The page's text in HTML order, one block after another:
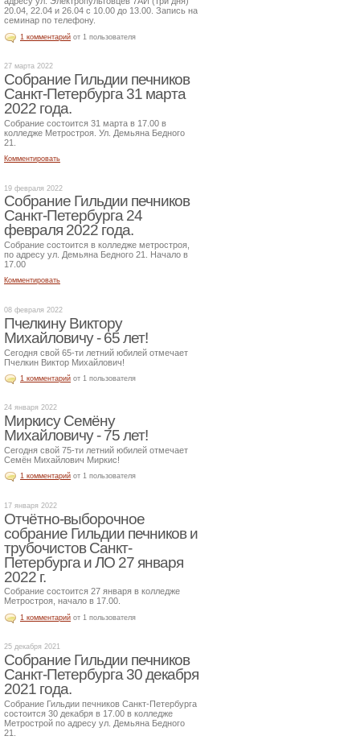
20.04, 22.04 и 26.04 с 10.00 до 13.00. Запись на
семинар по телефону.
1 комментарий от 1 пользователя
27 марта 2022
Собрание Гильдии печников
Санкт-Петербурга 31 марта
2022 года.
Собрание состоится 31 марта в 17.00 в
колледже Метростроя. Ул. Демьяна Бедного
21.
Комментировать
19 февраля 2022
Собрание Гильдии печников
Санкт-Петербурга 24
февраля 2022 года.
Собрание состоится в колледже метростроя,
по адресу ул. Демьяна Бедного 21. Начало в
17.00
Комментировать
08 февраля 2022
Пчелкину Виктору
Михайловичу - 65 лет!
Сегодня свой 65-ти летний юбилей отмечает
Пчелкин Виктор Михайлович!
1 комментарий от 1 пользователя
24 января 2022
Миркису Семёну
Михайловичу - 75 лет!
Сегодня свой 75-ти летний юбилей отмечает
Семён Михайлович Миркис!
1 комментарий от 1 пользователя
17 января 2022
Отчётно-выборочное
собрание Гильдии печников и
трубочистов Санкт-
Петербурга и ЛО 27 января
2022 г.
Собрание состоится 27 января в колледже
Метростроя, начало в 17.00.
1 комментарий от 1 пользователя
25 декабря 2021
Собрание Гильдии печников
Санкт-Петербурга 30 декабря
2021 года.
Собрание Гильдии печников Санкт-Петербурга
состоится 30 декабря в 17.00 в колледже
Метрострой по адресу ул. Демьяна Бедного
21.